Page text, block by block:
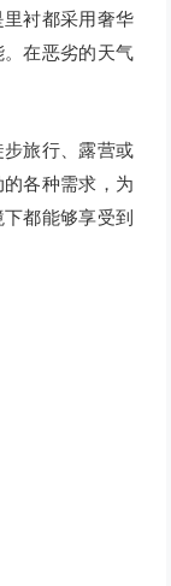
衬都采用奢华
在恶劣的天气
旅行、露营或
各种需求，为
都能够享受到